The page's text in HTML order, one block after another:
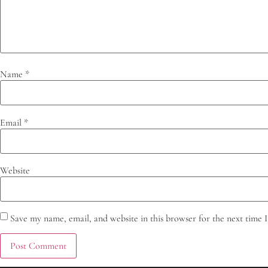
Name *
Email *
Website
Save my name, email, and website in this browser for the next time